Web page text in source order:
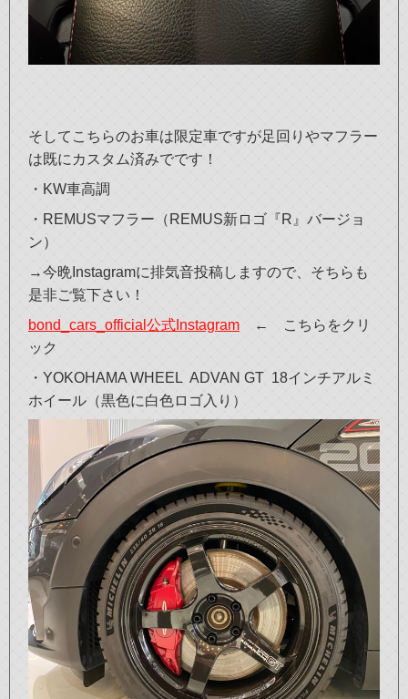
そしてこちらのお車は限定車ですが足回りやマフラー
は既にカスタム済みでです！
・KW車高調
・REMUSマフラー（REMUS新ロゴ『R』バージョ
ン）
→今晩Instagramに排気音投稿しますので、そちらも
是非ご覧下さい！
bond_cars_official公式Instagram ← こちらをクリ
ック
・YOKOHAMA WHEEL ADVAN GT 18インチアルミ
ホイール（黒色に白色ロゴ入り）